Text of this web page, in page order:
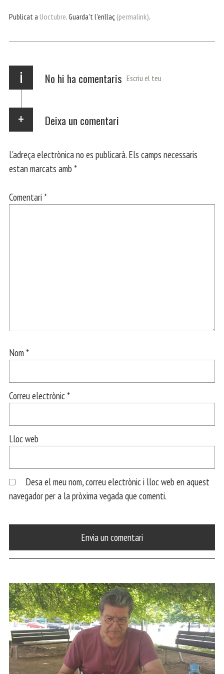
bo er ts
p
gr
m
ail pa
ei
Publicat a Uoctubre. Guarda't l'enllaç (permalink).
i No hi ha comentaris Escriu el teu
Deixa un comentari
L'adreça electrònica no es publicarà. Els camps necessaris
estan marcats amb *
Comentari *
Nom *
Correu electrònic *
Lloc web
Desa el meu nom, correu electrònic i lloc web en aquest
navegador per a la pròxima vegada que comenti.